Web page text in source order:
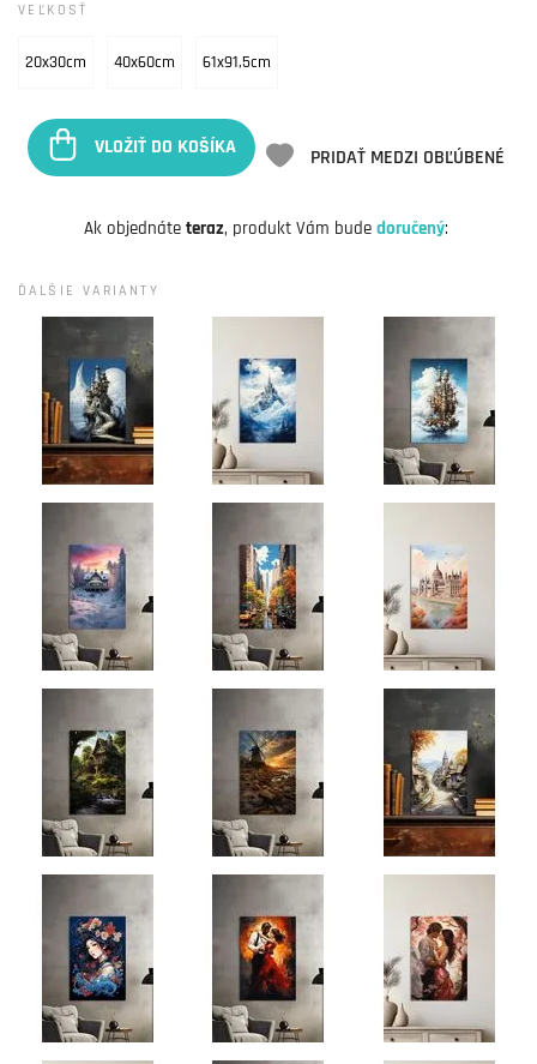
VEĽKOSŤ
20x30cm 40x60cm 61x91,5cm
VLOŽIŤ DO KOŠÍKA PRIDAŤ MEDZI OBĽÚBENÉ
Ak objednáte teraz, produkt Vám bude doručený:
ĎALŠIE VARIANTY